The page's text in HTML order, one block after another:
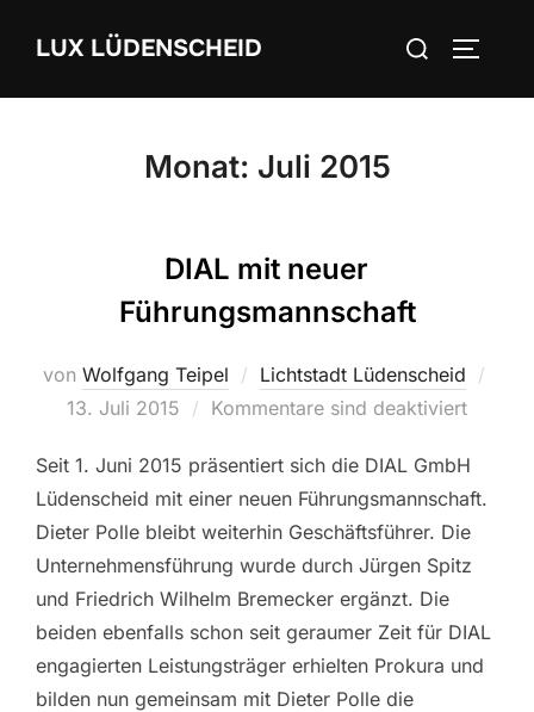
InhaltLUX LÜDENSCHEID
Suchen
Monat: Juli 2015
DIAL mit neuer
Führungsmannschaft
von Wolfgang Teipel Lichtstadt Lüdenscheid
13. Juli 2015 Kommentare sind deaktiviert
Seit 1. Juni 2015 präsentiert sich die DIAL GmbH
Lüdenscheid mit einer neuen Führungsmannschaft.
Dieter Polle bleibt weiterhin Geschäftsführer. Die
Unternehmensführung wurde durch Jürgen Spitz
und Friedrich Wilhelm Bremecker ergänzt. Die
beiden ebenfalls schon seit geraumer Zeit für DIAL
engagierten Leistungsträger erhielten Prokura und
bilden nun gemeinsam mit Dieter Polle die